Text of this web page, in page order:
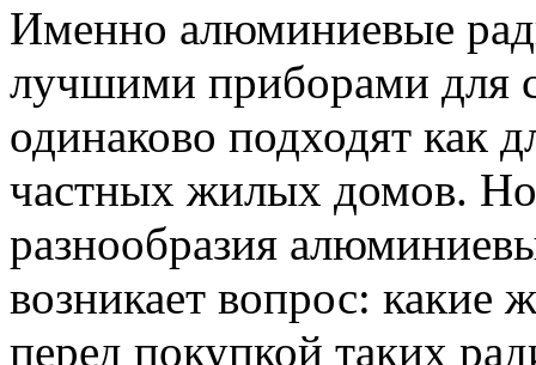
Именно алюминиевые
лучшими приборами для
одинаково подходят как
частных жилых домов.
разнообразия
возникает вопрос: какие
перед покупкой таких